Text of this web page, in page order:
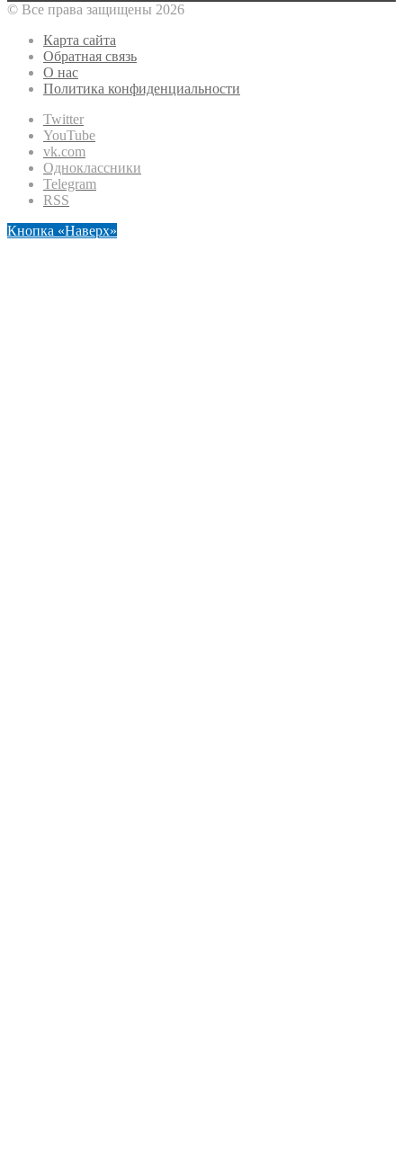
© Все права защищены 2026
Карта сайта
Обратная связь
О нас
Политика конфиденциальности
Twitter
YouTube
vk.com
Одноклассники
Telegram
RSS
Кнопка «Наверх»